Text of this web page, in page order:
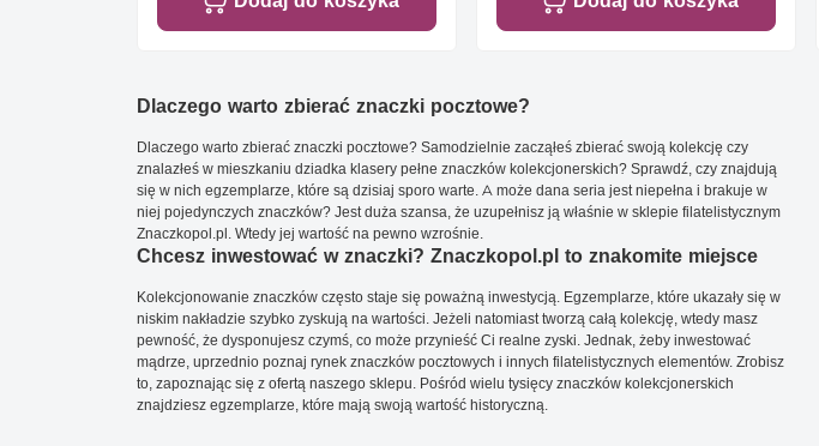
Dlaczego warto zbierać znaczki pocztowe?
Dlaczego warto zbierać znaczki pocztowe? Samodzielnie zacząłeś zbierać swoją kolekcję czy
znalazłeś w mieszkaniu dziadka klasery pełne znaczków kolekcjonerskich? Sprawdź, czy znajdują
się w nich egzemplarze, które są dzisiaj sporo warte. A może dana seria jest niepełna i brakuje w
niej pojedynczych znaczków? Jest duża szansa, że uzupełnisz ją właśnie w sklepie filatelistycznym
Znaczkopol.pl. Wtedy jej wartość na pewno wzrośnie.
Chcesz inwestować w znaczki? Znaczkopol.pl to znakomite miejsce
Kolekcjonowanie znaczków często staje się poważną inwestycją. Egzemplarze, które ukazały się w
niskim nakładzie szybko zyskują na wartości. Jeżeli natomiast tworzą całą kolekcję, wtedy masz
pewność, że dysponujesz czymś, co może przynieść Ci realne zyski. Jednak, żeby inwestować
mądrze, uprzednio poznaj rynek znaczków pocztowych i innych filatelistycznych elementów. Zrobisz
to, zapoznając się z ofertą naszego sklepu. Pośród wielu tysięcy znaczków kolekcjonerskich
znajdziesz egzemplarze, które mają swoją wartość historyczną.